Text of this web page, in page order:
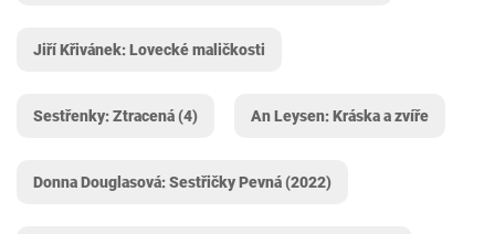
Jiří Křivánek: Lovecké maličkosti
Sestřenky: Ztracená (4) An Leysen: Kráska a zvíře
Donna Douglasová: Sestřičky Pevná (2022)